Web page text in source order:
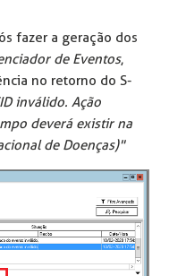
fazer a geração dos
de Eventos,
no retorno do S-
inválido. Ação
deverá existir na
de Doenças)"